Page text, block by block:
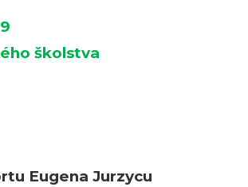
školstva
Eugena Jurzycu